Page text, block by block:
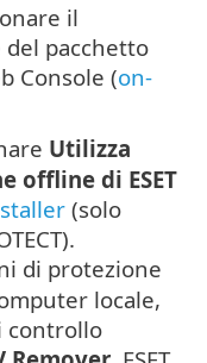
il
pacchetto
Console (on-
Utilizza
offline di ESET
(solo
di protezione
locale,
controllo